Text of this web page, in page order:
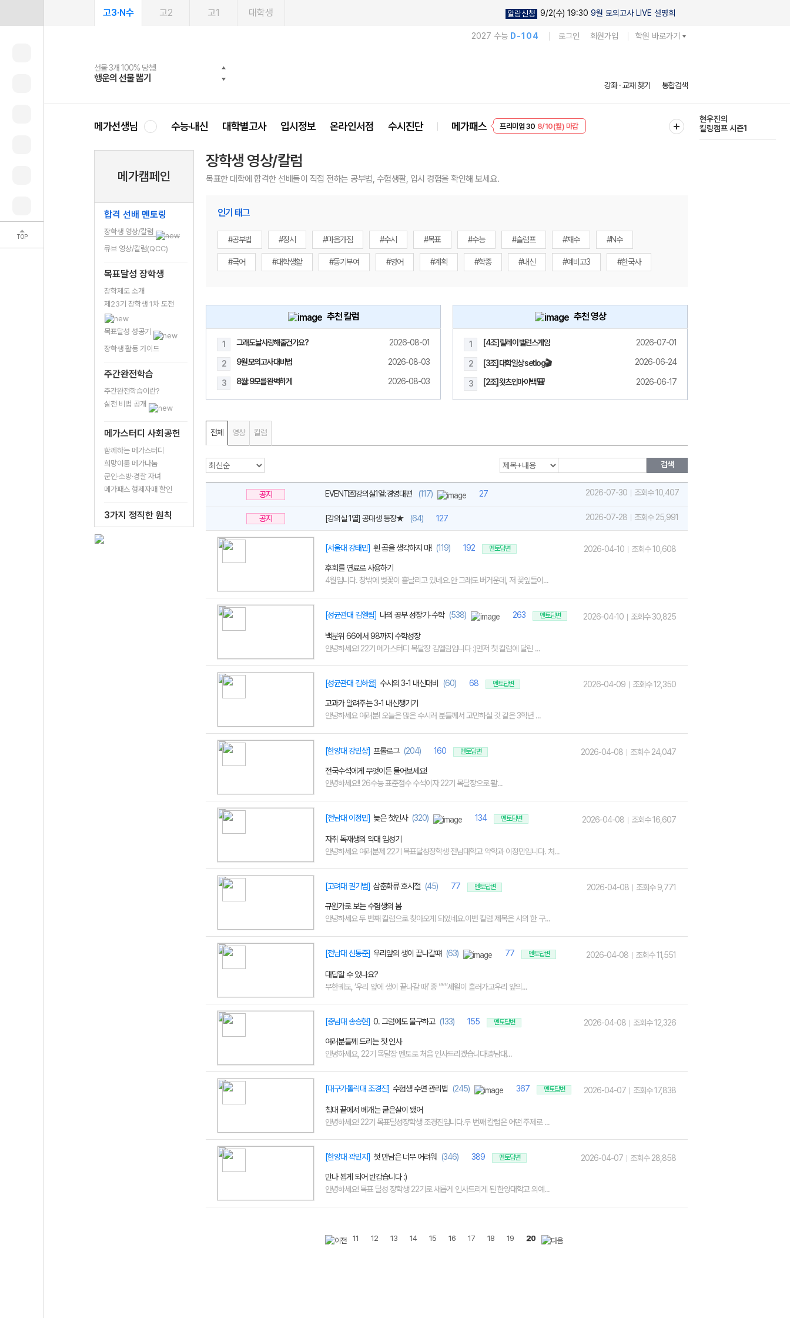
TOP
고3·N수 고2 고1 대학생 알람신청 9/2(수) 19:30 9월 모의고사 LIVE 설명회
2027 수능 D-104 로그인 회원가입 학원 바로가기
선물 3개 100% 당첨!
행운의 선물 뽑기
선물 100% 증정!
메가스터디 X 올리브
여름방학 스터디 캐시백
메가런 썸머스쿨
2027 러셀 단과
강사 공개선발
스마트러닝앱
설문 EVENT
메가패스
3일 무료 체험권
메가패스 수강생 무료혜택!
메가클럽 멤버십
사회공헌 캠페인
희망이룸 메가나눔
강좌 · 교재 찾기 통합검색
메가선생님 수능·내신 대학별고사 입시정보 온라인서점 수시진단 메가패스
프리미엄 30 8/10(월) 마감
현우진의
킬링캠프 시즌1
메가캠페인
합격 선배 멘토링
장학생 영상/칼럼
큐브 영상/칼럼(QCC)
목표달성 장학생
장학제도 소개
제23기 장학생 1차 도전
목표달성 성공기
장학생 활동 가이드
주간완전학습
주간완전학습이란?
실천 비법 공개
메가스터디 사회공헌
함께하는 메가스터디
희망이룸 메가나눔
군인·소방·경찰 자녀
메가패스 형제자매 할인
3가지 정직한 원칙
장학생 영상/칼럼
목표한 대학에 합격한 선배들이 직접 전하는 공부법, 수험생활, 입시 경험을 확인해 보세요.
인기 태그
#공부법 #정시 #마음가짐 #수시 #목표 #수능 #슬럼프 #재수 #N수
#국어 #대학생활 #동기부여 #영어 #계획 #학종 #내신 #예비고3 #한국사
추천 칼럼
1 그래도날사랑해줄건가요? 2026-08-01
2 9월 모의고사 대비법 2026-08-03
3 8월: 9모를 완벽하게 2026-08-03
추천 영상
1 [4조] 릴레이 밸런스게임 2026-07-01
2 [3조] 대학일상 setlog🎬 2026-06-24
3 [2조] 왓츠인마이백 🎒 2026-06-17
전체 영상 칼럼
검색
공지 EVENT💌강의실1열:경영대편 (117) 27 2026-07-30 조회수 10,407
공지 [강의실 1열] 공대생 등장★ (64) 127 2026-07-28 조회수 25,991
[서울대 강태민] 흰 곰을 생각하지 마! (119) 192 멘토답변
후회를 연료로 사용하기
4월입니다. 창밖에 벚꽃이 흩날리고 있네요.안 그래도 버거운데, 저 꽃잎들이...
2026-04-10 조회수 10,608
[성균관대 김엘림] 나의 공부 성장기-수학 (538) 263 멘토답변
백분위 66에서 98까지 수학성장
안녕하세요! 22기 메가스터디 목달장 김엘림입니다 :)먼저 첫 칼럼에 달린 ...
2026-04-10 조회수 30,825
[성균관대 김하율] 수시의 3-1 내신대비 (60) 68 멘토답변
교과가 알려주는 3-1 내신챙기기
안녕하세요 여러분! 오늘은 많은 수시러 분들께서 고민하실 것 같은 3학년 ...
2026-04-09 조회수 12,350
[한양대 강민상] 프롤로그 (204) 160 멘토답변
전국수석에게 무엇이든 물어보세요!
안녕하세요!! 26수능 표준점수 수석이자 22기 목달장으로 활...
2026-04-08 조회수 24,047
[전남대 이정민] 늦은 첫인사 (320) 134 멘토답변
자취 독재생의 약대 입성기
안녕하세요 여러분제 22기 목표달성장학생 전남대학교 약학과 이정민입니다. 처...
2026-04-08 조회수 16,607
[고려대 권기범] 삼춘화류 호시절 (45) 77 멘토답변
규원가로 보는 수험생의 봄
안녕하세요 두 번째 칼럼으로 찾아오게 되었네요.이번 칼럼 제목은 시의 한 구...
2026-04-08 조회수 9,771
[전남대 신동준] 우리앞의 생이 끝나갈떄 (63) 77 멘토답변
대답할 수 있나요?
무한궤도, ‘우리 앞에 생이 끝나갈 때’ 중 ”“”세월이 흘러가고우리 앞의...
2026-04-08 조회수 11,551
[충남대 송승현] 0. 그럼에도 불구하고 (133) 155 멘토답변
여러분들께 드리는 첫 인사
안녕하세요, 22기 목달장 멘토로 처음 인사드리겠습니다!충남대...
2026-04-08 조회수 12,326
[대구가톨릭대 조경진] 수험생 수면 관리법 (245) 367 멘토답변
침대 끝에서 베개는 굳은살이 됐어
안녕하세요! 22기 목표달성장학생 조경진입니다.두 번째 칼럼은 어떤 주제로 ...
2026-04-07 조회수 17,838
[한양대 곽민지] 첫 만남은 너무 어려워 (346) 389 멘토답변
만나 뵙게 되어 반갑습니다 :)
안녕하세요! 목표 달성 장학생 22기로 새롭게 인사드리게 된 한양대학교 의예...
2026-04-07 조회수 28,858
11 12 13 14 15 16 17 18 19 20